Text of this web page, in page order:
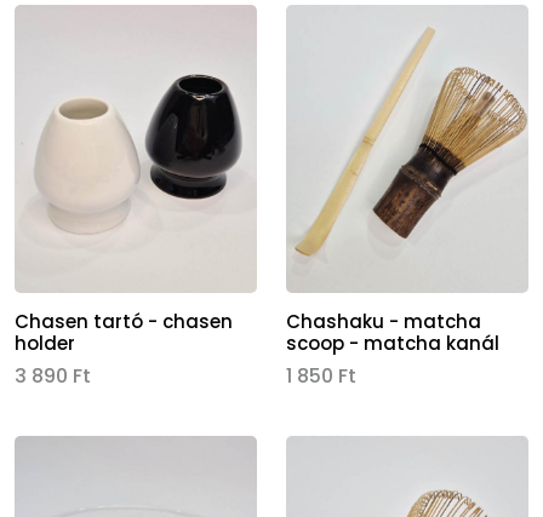
Chasen tartó - chasen
holder
3 890 Ft
Chashaku - matcha
scoop - matcha kanál
1 850 Ft